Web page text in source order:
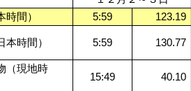
時間）
5:59 123.19
本時間） 5:59 130.77
（現地時
15:49 40.10